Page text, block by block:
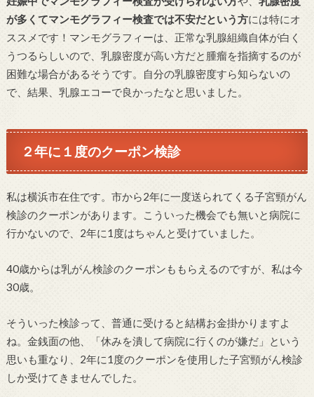
が多くてマンモグラフィー検査では不安だという方には特にオ
ススメです！マンモグラフィーは、正常な乳腺組織自体が白く
うつるらしいので、乳腺密度が高い方だと腫瘤を指摘するのが
困難な場合があるそうです。自分の乳腺密度すら知らないの
で、結果、乳腺エコーで良かったなと思いました。
２年に１度のクーポン検診
私は横浜市在住です。市から2年に一度送られてくる子宮頸がん
検診のクーポンがあります。こういった機会でも無いと病院に
行かないので、2年に1度はちゃんと受けていました。
40歳からは乳がん検診のクーポンももらえるのですが、私は今
30歳。
そういった検診って、普通に受けると結構お金掛かりますよ
ね。金銭面の他、「休みを潰して病院に行くのが嫌だ」という
思いも重なり、2年に1度のクーポンを使用した子宮頸がん検診
しか受けてきませんでした。